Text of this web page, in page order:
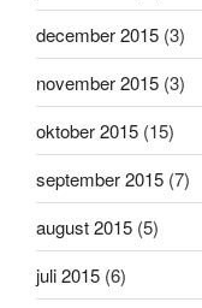
december 2015 (3)
november 2015 (3)
oktober 2015 (15)
september 2015 (7)
august 2015 (5)
juli 2015 (6)